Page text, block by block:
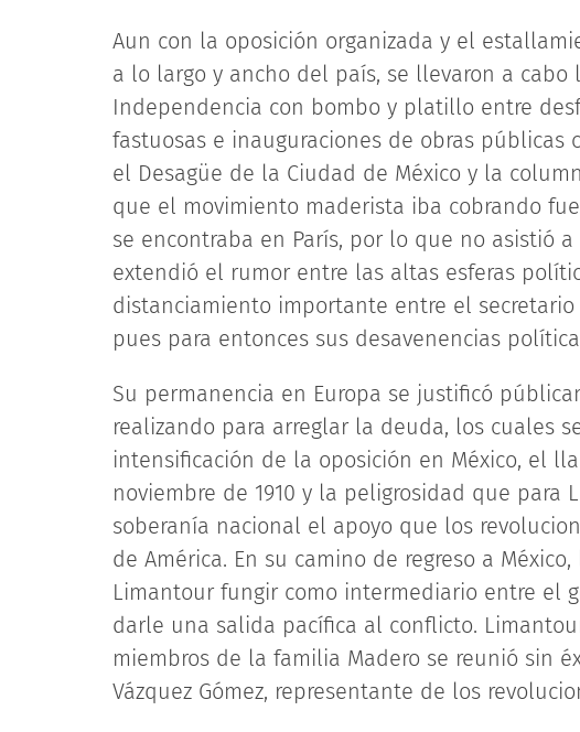
Aun con la oposición organizada y el
a lo largo y ancho del país, se llevaron a
Independencia con bombo y platillo entre
fastuosas e inauguraciones de obras públicas
el Desagüe de la Ciudad de México y la
que el movimiento maderista iba cobrando
se encontraba en París, por lo que no asistió
extendió el rumor entre las altas esferas
distanciamiento importante entre el
pues para entonces sus desavenencias
Su permanencia en Europa se justificó
realizando para arreglar la deuda, los cuales
intensificación de la oposición en México, el
noviembre de 1910 y la peligrosidad que para
soberanía nacional el apoyo que los
de América. En su camino de regreso a
Limantour fungir como intermediario entre el
darle una salida pacífica al conflicto.
miembros de la familia Madero se reunió sin
Vázquez Gómez, representante de los